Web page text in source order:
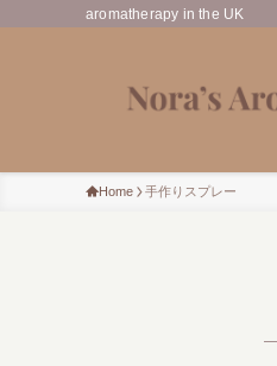
aromatherapy in the UK
Home 手作りスプレー